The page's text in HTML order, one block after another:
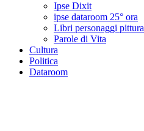
Ipse Dixit
ipse dataroom 25° ora
Libri personaggi pittura
Parole di Vita
Cultura
Politica
Dataroom